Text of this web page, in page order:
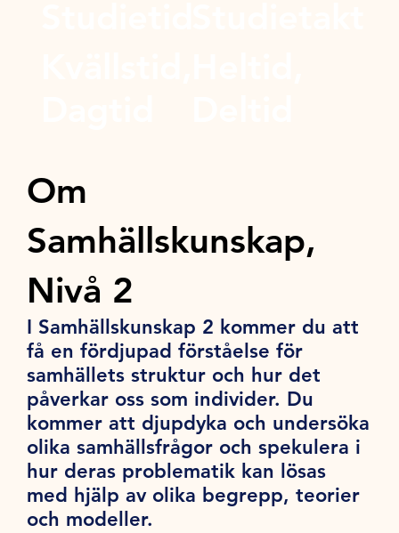
Om
Samhällskunskap,
Nivå 2
I Samhällskunskap 2 kommer du att
få en fördjupad förståelse för
samhällets struktur och hur det
påverkar oss som individer. Du
kommer att djupdyka och undersöka
olika samhällsfrågor och spekulera i
hur deras problematik kan lösas
med hjälp av olika begrepp, teorier
och modeller.